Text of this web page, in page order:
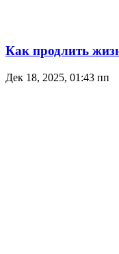
Как продлить
Дек 18, 2025, 01:43 пп